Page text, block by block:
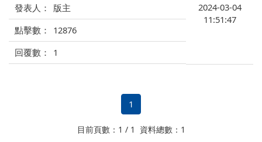
版主
12876
1
2024-03-04
11:51:47
1
目前頁數：1 / 1 資料總數：1